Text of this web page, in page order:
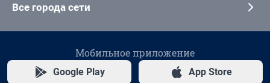
Все города сети
Мобильное приложение
Google Play App Store